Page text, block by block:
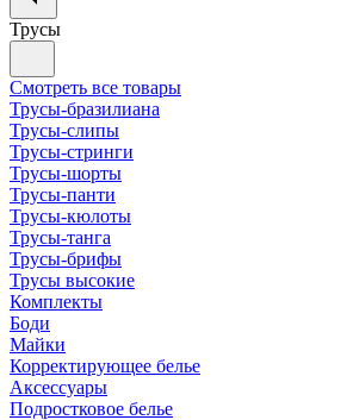
Трусы
Смотреть все товары
Трусы-бразилиана
Трусы-слипы
Трусы-стринги
Трусы-шорты
Трусы-панти
Трусы-кюлоты
Трусы-танга
Трусы-брифы
Трусы высокие
Комплекты
Боди
Майки
Корректирующее белье
Аксессуары
Подростковое белье